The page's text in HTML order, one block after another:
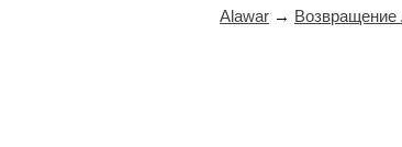
Alawar → Возвращение